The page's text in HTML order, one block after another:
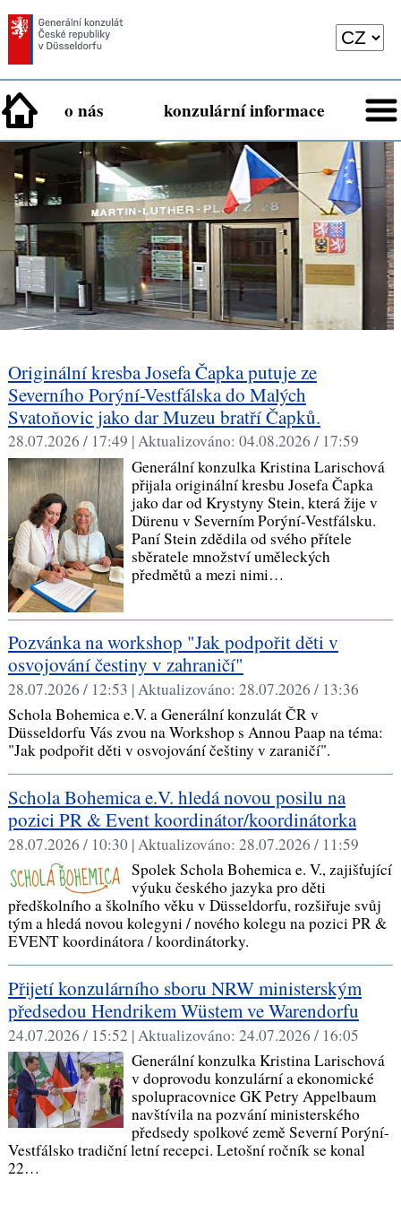
o nás konzulární informace
Originální kresba Josefa Čapka putuje ze
Severního Porýní-Vestfálska do Malých
Svatoňovic jako dar Muzeu bratří Čapků.
28.07.2026 / 17:49 |Aktualizováno: 04.08.2026 / 17:59
Generální konzulka Kristina Larischová
přijala originální kresbu Josefa Čapka
jako dar od Krystyny Stein, která žije v
Dürenu v Severním Porýní-Vestfálsku.
Paní Stein zdědila od svého přítele
sběratele množství uměleckých
předmětů a mezi nimi…
Pozvánka na workshop "Jak podpořit děti v
osvojování čestiny v zahraničí"
28.07.2026 / 12:53 |Aktualizováno: 28.07.2026 / 13:36
Schola Bohemica e.V. a Generální konzulát ČR v
Düsseldorfu Vás zvou na Workshop s Annou Paap na téma:
"Jak podpořit děti v osvojování češtiny v zaraničí".
Schola Bohemica e.V. hledá novou posilu na
pozici PR & Event koordinátor/koordinátorka
28.07.2026 / 10:30 |Aktualizováno: 28.07.2026 / 11:59
Spolek Schola Bohemica e. V., zajišťující
výuku českého jazyka pro děti
předškolního a školního věku v Düsseldorfu, rozšiřuje svůj
tým a hledá novou kolegyni / nového kolegu na pozici PR &
EVENT koordinátora / koordinátorky.
Přijetí konzulárního sboru NRW ministerským
předsedou Hendrikem Wüstem ve Warendorfu
24.07.2026 / 15:52 |Aktualizováno: 24.07.2026 / 16:05
Generální konzulka Kristina Larischová
v doprovodu konzulární a ekonomické
spolupracovnice GK Petry Appelbaum
navštívila na pozvání ministerského
předsedy spolkové země Severní Porýní-
Vestfálsko tradiční letní recepci. Letošní ročník se konal
22…